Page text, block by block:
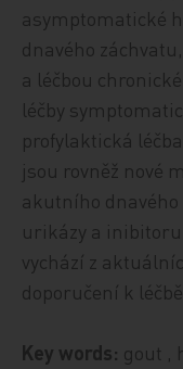
asymptomatické
dnavého
a léčbou
léčby
profylaktická
jsou rovněž nové
akutního dnavého
urikázy a
vychází z
doporučení k
Key words: gout ,